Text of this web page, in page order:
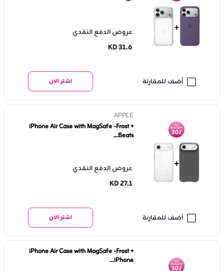
عروض الدفع النقدي
KD 31.6
أضف للمقارنة اشتر الآن
APPLE
iPhone Air Case with MagSafe -Frost +
Beats...
عروض الدفع النقدي
KD 27.1
أضف للمقارنة اشتر الآن
iPhone Air Case with MagSafe -Frost +
iPhone...